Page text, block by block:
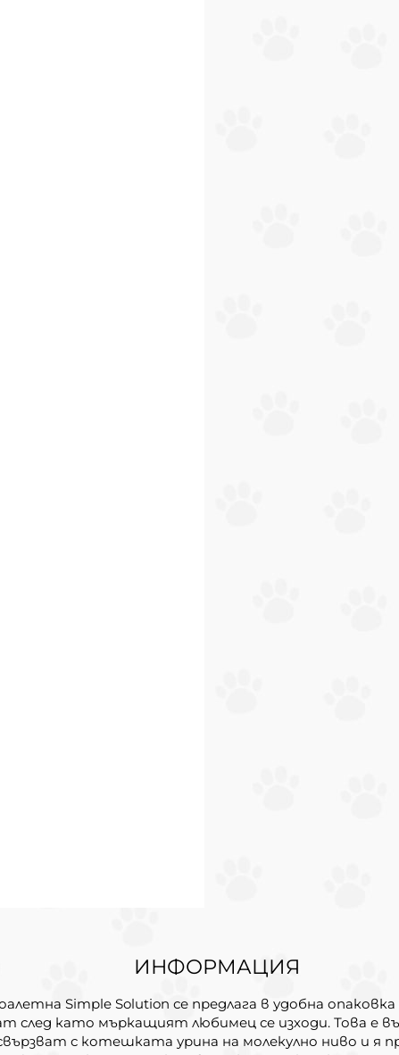
ИНФОРМАЦИЯ
Simple Solution се предлага в удобна
като мъркащият любимец се изходи. Това е
с котешката урина на молекулно ниво и я